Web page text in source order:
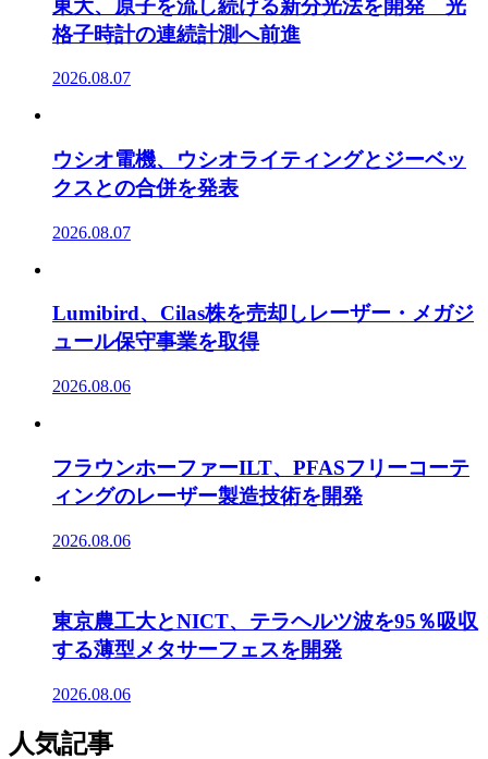
東大、原子を流し続ける新分光法を開発 光
格子時計の連続計測へ前進
2026.08.07
ウシオ電機、ウシオライティングとジーベッ
クスとの合併を発表
2026.08.07
Lumibird、Cilas株を売却しレーザー・メガジ
ュール保守事業を取得
2026.08.06
フラウンホーファーILT、PFASフリーコーテ
ィングのレーザー製造技術を開発
2026.08.06
東京農工大とNICT、テラヘルツ波を95％吸収
する薄型メタサーフェスを開発
2026.08.06
人気記事